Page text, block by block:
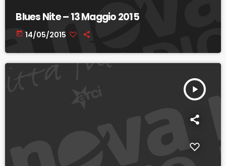
Blues Nite – 13 Maggio 2015
today 14/05/2015
play_arrow